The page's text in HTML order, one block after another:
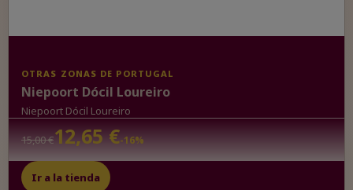
OTRAS ZONAS DE PORTUGAL
Niepoort Dócil Loureiro
Niepoort Dócil Loureiro
15,00 €12,65 €-16%
Ir a la tienda